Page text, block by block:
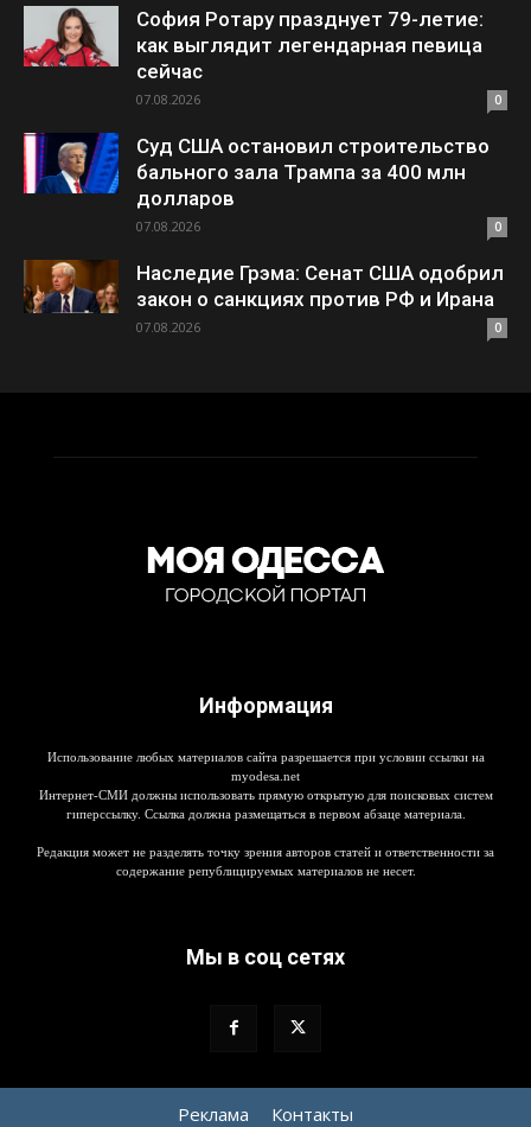
София Ротару празднует 79-летие:
как выглядит легендарная певица
сейчас
07.08.2026 0
Суд США остановил строительство
бального зала Трампа за 400 млн
долларов
07.08.2026 0
Наследие Грэма: Сенат США одобрил
закон о санкциях против РФ и Ирана
07.08.2026 0
Информация
Использование любых материалов сайта разрешается при условии ссылки на
myodesa.net
Интернет-СМИ должны использовать прямую открытую для поисковых систем
гиперссылку. Ссылка должна размещаться в первом абзаце материала.
Редакция может не разделять точку зрения авторов статей и ответственности за
содержание републицируемых материалов не несет.
Мы в соц сетях
Реклама Контакты